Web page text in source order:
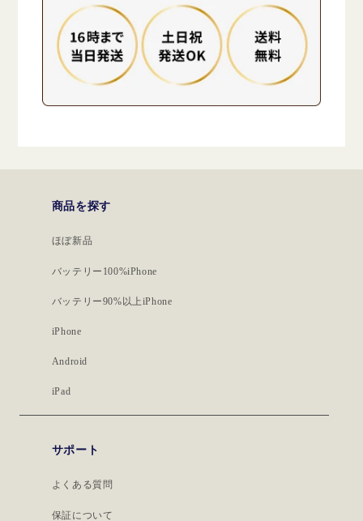
商品を探す
ほぼ新品
バッテリー100%iPhone
バッテリー90%以上iPhone
iPhone
Android
iPad
サポート
よくある質問
保証について